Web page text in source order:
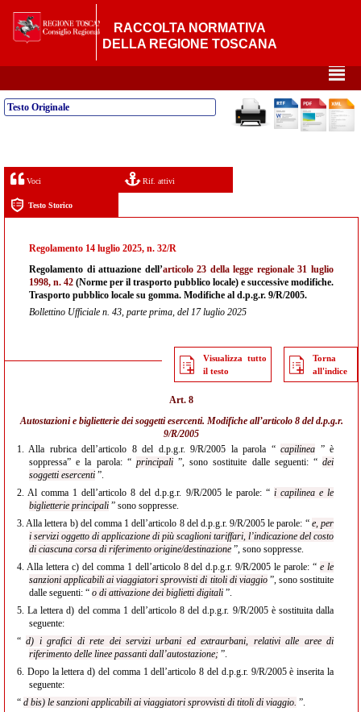
RACCOLTA NORMATIVA
DELLA REGIONE TOSCANA
²
Testo Originale
Voci Rif. attivi
Testo Storico
Regolamento 14 luglio 2025, n. 32/R
Regolamento di attuazione dell’articolo 23 della legge regionale 31 luglio
1998, n. 42 (Norme per il trasporto pubblico locale) e successive modifiche.
Trasporto pubblico locale su gomma. Modifiche al d.p.g.r. 9/R/2005.
Bollettino Ufficiale n. 43, parte prima, del 17 luglio 2025
Visualizza tutto
il testo
Torna
all'indice
Art. 8
Autostazioni e biglietterie dei soggetti esercenti. Modifiche all’articolo 8 del d.p.g.r.
9/R/2005
1. Alla rubrica dell’articolo 8 del d.p.g.r. 9/R/2005 la parola “capilinea ” è
soppressa” e la parola: “ principali”, sono sostituite dalle seguenti: “dei
soggetti esercenti ”.
2. Al comma 1 dell’articolo 8 del d.p.g.r. 9/R/2005 le parole: “ i capilinea e le
biglietterie principali ” sono soppresse.
3. Alla lettera b) del comma 1 dell’articolo 8 del d.p.g.r. 9/R/2005 le parole: “ e, per
i servizi oggetto di applicazione di più scaglioni tariffari, l’indicazione del costo
di ciascuna corsa di riferimento origine/destinazione ”, sono soppresse.
4. Alla lettera c) del comma 1 dell’articolo 8 del d.p.g.r. 9/R/2005 le parole: “e le
sanzioni applicabili ai viaggiatori sprovvisti di titoli di viaggio”, sono sostituite
dalle seguenti: “ o di attivazione dei biglietti digitali ”.
5. La lettera d) del comma 1 dell’articolo 8 del d.p.g.r. 9/R/2005 è sostituita dalla
seguente:
“d) i grafici di rete dei servizi urbani ed extraurbani, relativi alle aree di
riferimento delle linee passanti dall’autostazione; ”.
6. Dopo la lettera d) del comma 1 dell’articolo 8 del d.p.g.r. 9/R/2005 è inserita la
seguente:
“ d bis) le sanzioni applicabili ai viaggiatori sprovvisti di titoli di viaggio. ”.